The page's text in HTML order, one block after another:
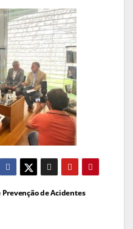
de Acidentes